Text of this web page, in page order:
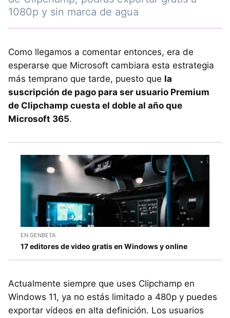
1080p y sin marca de agua
Como llegamos a comentar entonces, era de
esperarse que Microsoft cambiara esta estrategia
más temprano que tarde, puesto que la
suscripción de pago para ser usuario Premium
de Clipchamp cuesta el doble al año que
Microsoft 365.
EN GENBETA
17 editores de video gratis en Windows y online
Actualmente siempre que uses Clipchamp en
Windows 11, ya no estás limitado a 480p y puedes
exportar vídeos en alta definición. Los usuarios